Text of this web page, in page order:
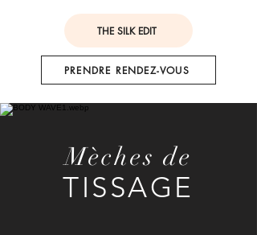
PRENDRE RENDEZ-VOUS
THE SILK EDIT
Mèches de
TISSAGE